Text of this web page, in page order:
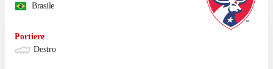
Brasile
Portiere
Destro